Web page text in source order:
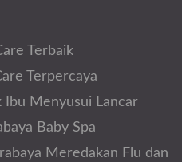
Terbaik
Terpercaya
Ibu Menyusui Lancar
Baby Spa
Meredakan Flu dan